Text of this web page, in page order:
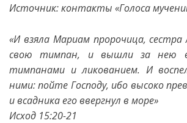
Источник: контакты «Голоса
«И взяла Мариам пророчица, сестра
свою тимпан, и вышли за нею
тимпанами и ликованием. И
ними: пойте Господу, ибо высоко
и всадника его ввергнул в море»
Исход 15:20-21